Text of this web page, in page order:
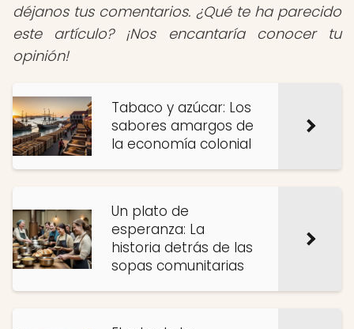
déjanos tus comentarios. ¿Qué te ha parecido
este artículo? ¡Nos encantaría conocer tu
opinión!
Tabaco y azúcar: Los
sabores amargos de
la economía colonial
Un plato de
esperanza: La
historia detrás de las
sopas comunitarias